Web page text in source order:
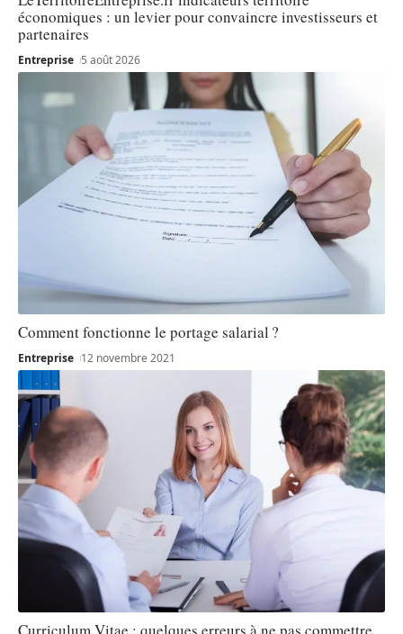
économiques : un levier pour convaincre investisseurs et
partenaires
Entreprise 5 août 2026
Comment fonctionne le portage salarial ?
Entreprise 12 novembre 2021